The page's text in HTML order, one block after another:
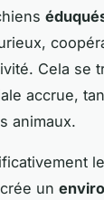
Cela se
accrue,
animaux.
un